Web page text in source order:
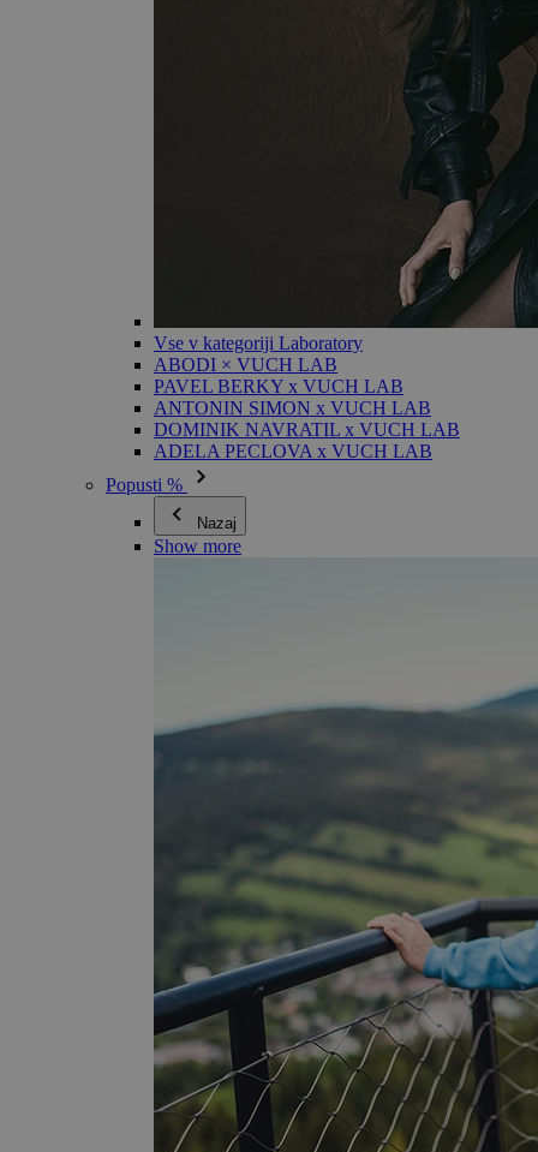
Vse v kategoriji Laboratory
ABODI × VUCH LAB
PAVEL BERKY x VUCH LAB
ANTONIN SIMON x VUCH LAB
DOMINIK NAVRATIL x VUCH LAB
ADELA PECLOVA x VUCH LAB
Popusti %
Nazaj
Show more